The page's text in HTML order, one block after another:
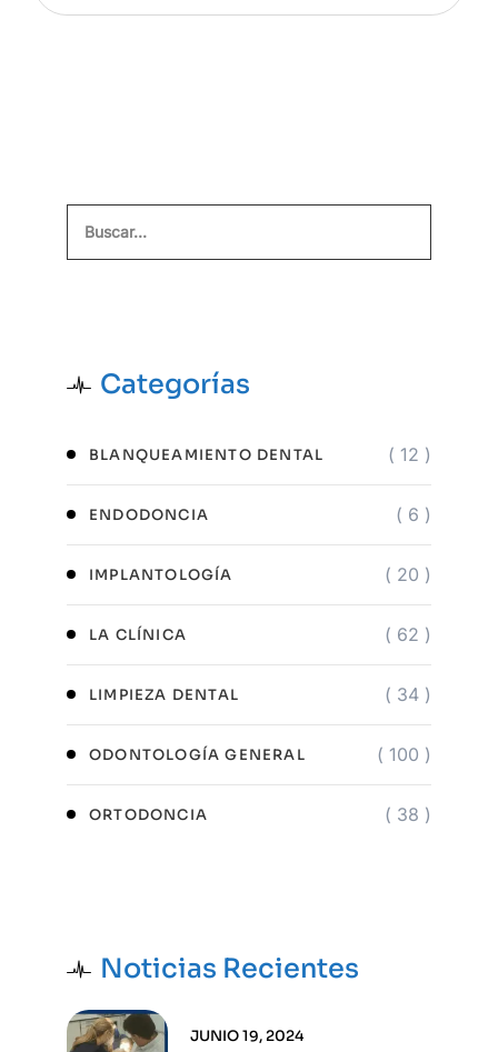
Categorías
BLANQUEAMIENTO DENTAL ( 12 )
ENDODONCIA ( 6 )
IMPLANTOLOGÍA ( 20 )
LA CLÍNICA ( 62 )
LIMPIEZA DENTAL ( 34 )
ODONTOLOGÍA GENERAL ( 100 )
ORTODONCIA ( 38 )
Noticias Recientes
JUNIO 19, 2024